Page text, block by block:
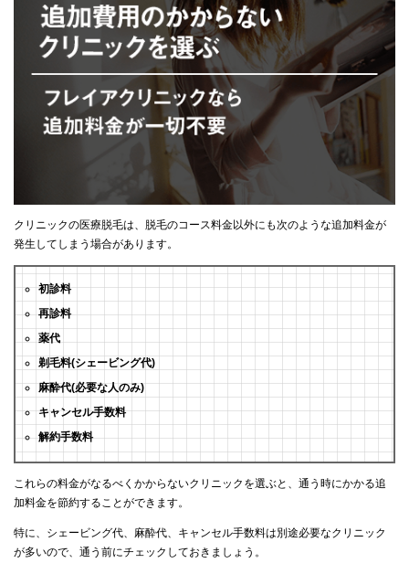
クリニックの医療脱毛は、脱毛のコース料金以外にも次のような追加料金が
発生してしまう場合があります。
初診料
再診料
薬代
剃毛料(シェービング代)
麻酔代(必要な人のみ)
キャンセル手数料
解約手数料
これらの料金がなるべくかからないクリニックを選ぶと、通う時にかかる追
加料金を節約することができます。
特に、シェービング代、麻酔代、キャンセル手数料は別途必要なクリニック
が多いので、通う前にチェックしておきましょう。